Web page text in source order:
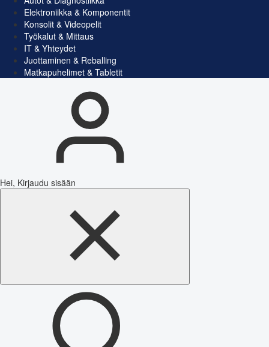
Elektroniikka & Komponentit
Konsolit & Videopelit
Työkalut & Mittaus
IT & Yhteydet
Juottaminen & Reballing
Matkapuhelimet & Tabletit
Hei, Kirjaudu sisään